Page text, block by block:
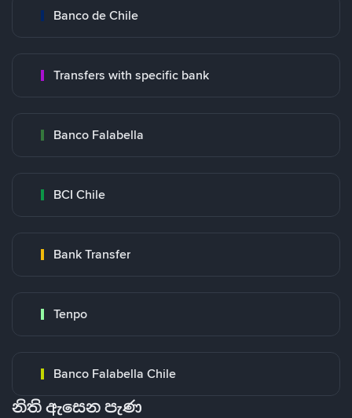
Banco de Chile
Transfers with specific bank
Banco Falabella
BCI Chile
Bank Transfer
Tenpo
Banco Falabella Chile
නිති ඇසෙන පැණ